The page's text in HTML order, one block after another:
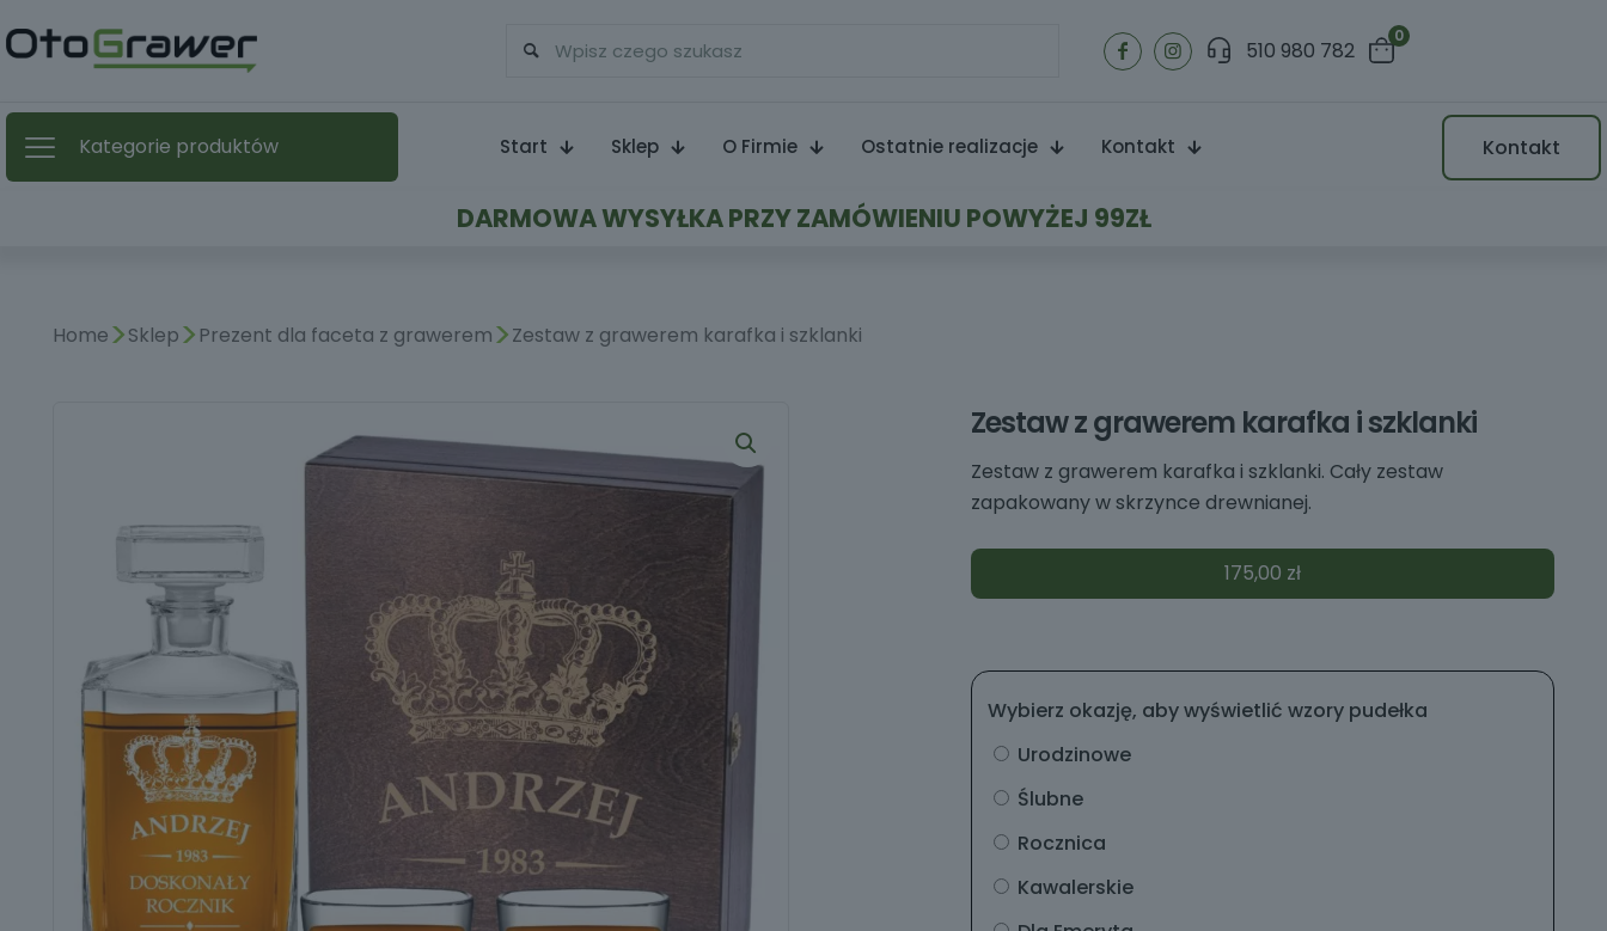
510 980 782
0
Kategorie produktów Start Sklep O Firmie Ostatnie realizacje Kontakt Kontakt
DARMOWA WYSYŁKA PRZY ZAMÓWIENIU POWYŻEJ 99ZŁ
Home>Sklep> Prezent dla faceta z grawerem>Zestaw z grawerem karafka i szklanki
Zestaw z grawerem karafka i szklanki
Zestaw z grawerem karafka i szklanki. Cały zestaw
zapakowany w skrzynce drewnianej.
175,00 zł
Wybierz okazję, aby wyświetlić wzory pudełka
Urodzinowe
Ślubne
Rocznica
Kawalerskie